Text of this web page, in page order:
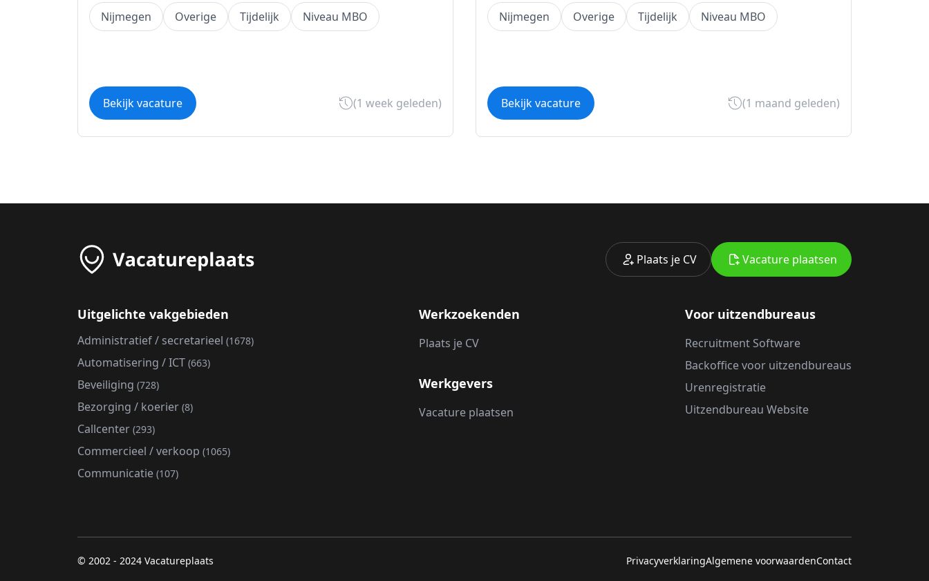
Nijmegen Overige Tijdelijk Niveau MBO
Bekijk vacature (1 week geleden)
Nijmegen Overige Tijdelijk Niveau MBO
Bekijk vacature (1 maand geleden)
Plaats je CV Vacature plaatsen
Uitgelichte vakgebieden
Administratief / secretarieel (1678)
Automatisering / ICT (663)
Beveiliging (728)
Bezorging / koerier (8)
Callcenter (293)
Commercieel / verkoop (1065)
Communicatie (107)
Werkzoekenden
Plaats je CV
Werkgevers
Vacature plaatsen
Voor uitzendbureaus
Recruitment Software
Backoffice voor uitzendbureaus
Urenregistratie
Uitzendbureau Website
© 2002 - 2024 Vacatureplaats PrivacyverklaringAlgemene voorwaardenContact